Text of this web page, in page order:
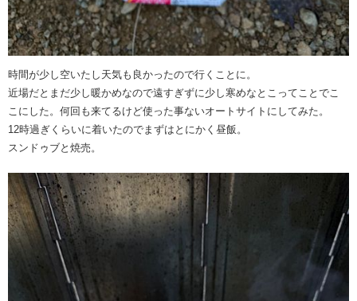
時間が少し空いたし天気も良かったので行くことに。
近場だとまだ少し暖かめなので遠すぎずに少し寒めなとこってことでこ
こにした。何回も来てるけど使った事ないオートサイトにしてみた。
12時過ぎくらいに着いたのでまずはとにかく昼飯。
スンドゥブと焼売。